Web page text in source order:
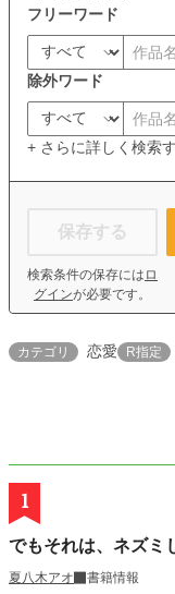
フリーワード
除外ワード
+ さらに詳しく検索
保存する
検索条件の保存には ロ
グインが必要です。
カテゴリ 恋愛 R指定
1
でもそれは、ネズミ
夏八木アオ
書籍情報